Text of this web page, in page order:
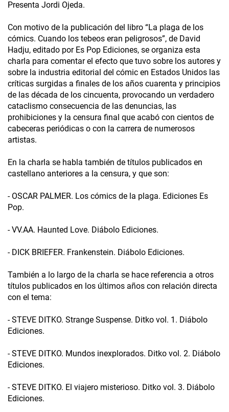
Presenta Jordi Ojeda.
Con motivo de la publicación del libro “La plaga de los
cómics. Cuando los tebeos eran peligrosos”, de David
Hadju, editado por Es Pop Ediciones, se organiza esta
charla para comentar el efecto que tuvo sobre los autores y
sobre la industria editorial del cómic en Estados Unidos las
críticas surgidas a finales de los años cuarenta y principios
de las década de los cincuenta, provocando un verdadero
cataclismo consecuencia de las denuncias, las
prohibiciones y la censura final que acabó con cientos de
cabeceras periódicas o con la carrera de numerosos
artistas.
En la charla se habla también de títulos publicados en
castellano anteriores a la censura, y que son:
- OSCAR PALMER. Los cómics de la plaga. Ediciones Es
Pop.
- VV.AA. Haunted Love. Diábolo Ediciones.
- DICK BRIEFER. Frankenstein. Diábolo Ediciones.
También a lo largo de la charla se hace referencia a otros
títulos publicados en los últimos años con relación directa
con el tema:
- STEVE DITKO. Strange Suspense. Ditko vol. 1. Diábolo
Ediciones.
- STEVE DITKO. Mundos inexplorados. Ditko vol. 2. Diábolo
Ediciones.
- STEVE DITKO. El viajero misterioso. Ditko vol. 3. Diábolo
Ediciones.